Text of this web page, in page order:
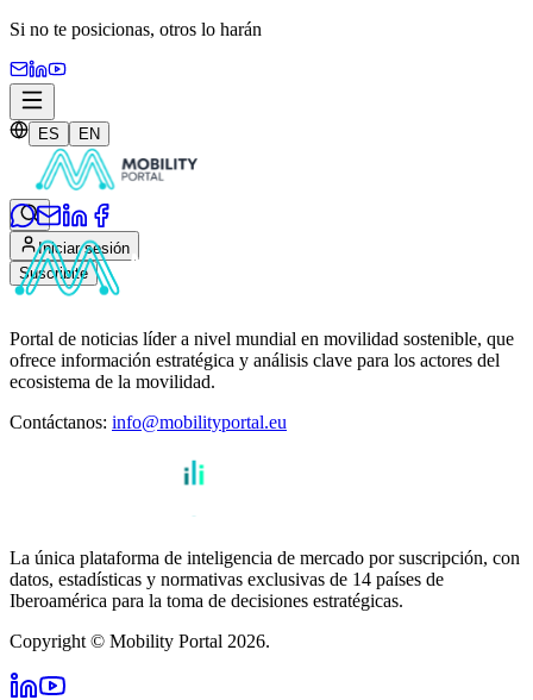
Si no te posicionas, otros lo harán
ES EN
Iniciar sesión
Suscribite
Portal de noticias líder a nivel mundial en movilidad sostenible, que
ofrece información estratégica y análisis clave para los actores del
ecosistema de la movilidad.
Contáctanos: info@mobilityportal.eu
La única plataforma de inteligencia de mercado por suscripción, con
datos, estadísticas y normativas exclusivas de 14 países de
Iberoamérica para la toma de decisiones estratégicas.
Copyright © Mobility Portal 2026.